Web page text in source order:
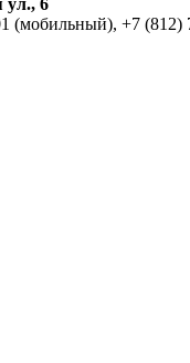
ул., 6
(мобильный), +7 (812)